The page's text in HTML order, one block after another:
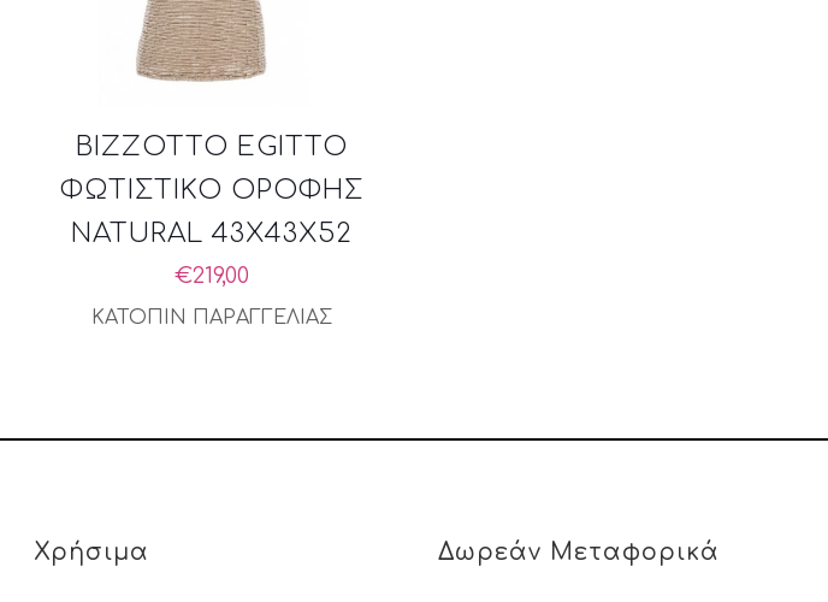
BIZZOTTO EGITTO
ΦΩΤΙΣΤΙΚΟ ΟΡΟΦΗΣ
NATURAL 43X43X52
€219,00
ΚΑΤΟΠΙΝ ΠΑΡΑΓΓΕΛΙΑΣ
Χρήσιμα Δωρεάν Μεταφορικά